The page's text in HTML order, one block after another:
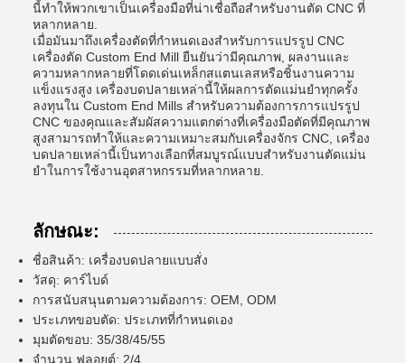
นี้ทําให้พวกเขาเป็นเครื่องมือที่น่าเชื่อถือสําหรับงานตัด CNC ที่
หลากหลาย.
เมื่อมันมาถึงเครื่องตัดที่กําหนดเองสําหรับการแปรรูป CNC
เครื่องตัด Custom End Mill ยืนยันว่ามีคุณภาพ, ผลงานและ
ความหลากหลายที่โดดเด่นเหล็กสแตนเลสหรือชิ้นงานความ
แข็งแรงสูง เครื่องบดปลายเหล่านี้ให้ผลการตัดแม่นยําทุกครั้ง
ลงทุนใน Custom End Mills สําหรับความต้องการการแปรรูป
CNC ของคุณและสัมผัสความแตกต่างที่เครื่องมือตัดที่มีคุณภาพ
สูงสามารถทําให้และความเหมาะสมกับเครื่องจักร CNC, เครื่อง
บดปลายเหล่านี้เป็นทางเลือกที่สมบูรณ์แบบสําหรับงานตัดแม่น
ยําในการใช้งานอุตสาหกรรมที่หลากหลาย.
ลักษณะ:
ชื่อสินค้า: เครื่องบดปลายแบบสั่ง
วัสดุ: คาร์ไบด์
การสนับสนุนตามความต้องการ: OEM, ODM
ประเภทขอบตัด: ประเภทที่กําหนดเอง
มุมตัดขอบ: 35/38/45/55
จํานวน ฟลอยต์: 2/4